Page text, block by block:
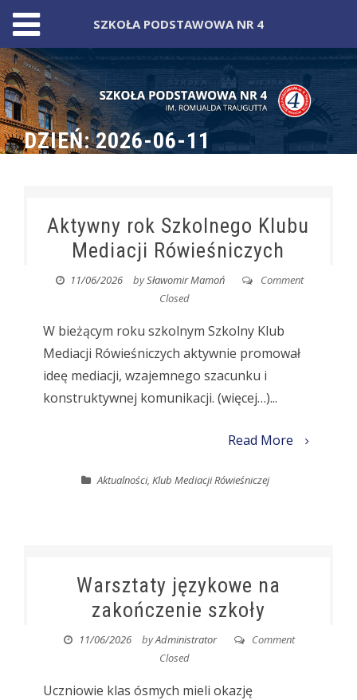
Skip
to
content
DZIEŃ:2026-06-11
Aktywny rok Szkolnego Klubu
Mediacji Rówieśniczych
11/06/2026 bySławomir Mamoń
Comment
Closed
W bieżącym roku szkolnym Szkolny Klub
Mediacji Rówieśniczych aktywnie promował
ideę mediacji, wzajemnego szacunku i
konstruktywnej komunikacji. (więcej…)...
Read More
Aktualności, Klub Mediacji Rówieśniczej
Warsztaty językowe na
zakończenie szkoły
11/06/2026 byAdministrator
Comment
Closed
Uczniowie klas ósmych mieli okazję
SZKOŁA PODSTAWOWA NR 4